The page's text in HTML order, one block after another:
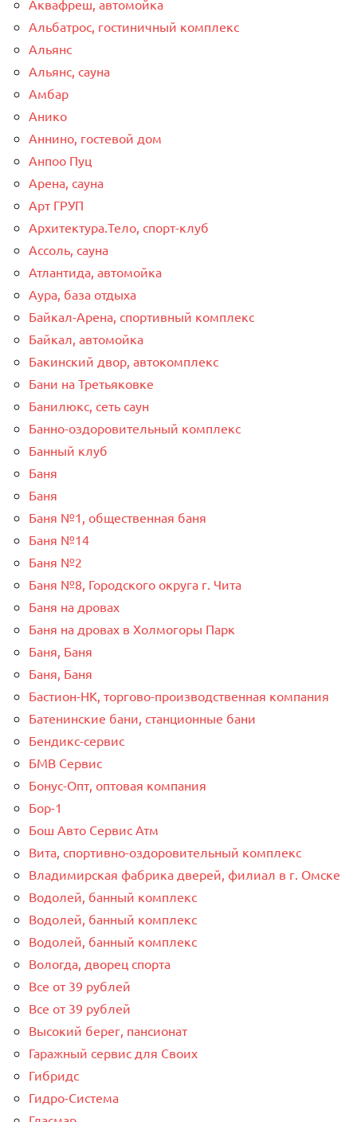
Аквафреш, автомойка
Альбатрос, гостиничный комплекс
Альянс
Альянс, сауна
Амбар
Анико
Аннино, гостевой дом
Анпоо Пуц
Арена, сауна
Арт ГРУП
Архитектура.Тело, спорт-клуб
Ассоль, сауна
Атлантида, автомойка
Аура, база отдыха
Байкал-Арена, спортивный комплекс
Байкал, автомойка
Бакинский двор, автокомплекс
Бани на Третьяковке
Банилюкс, сеть саун
Банно-оздоровительный комплекс
Банный клуб
Баня
Баня
Баня №1, общественная баня
Баня №14
Баня №2
Баня №8, Городского округа г. Чита
Баня на дровах
Баня на дровах в Холмогоры Парк
Баня, Баня
Баня, Баня
Бастион-НК, торгово-производственная компания
Батенинские бани, станционные бани
Бендикс-сервис
БМВ Сервис
Бонус-Опт, оптовая компания
Бор-1
Бош Авто Сервис Атм
Вита, спортивно-оздоровительный комплекс
Владимирская фабрика дверей, филиал в г. Омске
Водолей, банный комплекс
Водолей, банный комплекс
Водолей, банный комплекс
Вологда, дворец спорта
Все от 39 рублей
Все от 39 рублей
Высокий берег, пансионат
Гаражный сервис для Своих
Гибридс
Гидро-Система